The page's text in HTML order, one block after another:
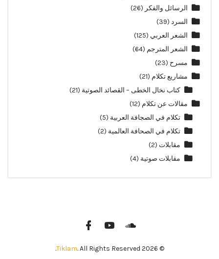
الرسائل والفكر (26)
السرد (39)
الشعر العربي (125)
الشعر المترجم (64)
مسرح (23)
مشاريع تكلام (21)
كتاب نخال الخطى – القصائد الصوتية (21)
مقالات عن تكلام (12)
تكلام في الصجافة العربية (5)
تكلام في الصحافة العالمية (2)
مقابلات (2)
مقابلات صوتية (4)
© 2026
Tiklam. All Rights Reserved.